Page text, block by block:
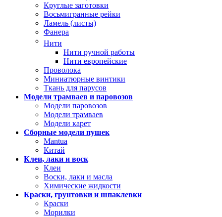
Круглые заготовки
Восьмигранные рейки
Ламель (листы)
Фанера
Нити
Нити ручной работы
Нити европейские
Проволока
Миниатюрные винтики
Ткань для парусов
Модели трамваев и паровозов
Модели паровозов
Модели трамваев
Модели карет
Сборные модели пушек
Mantua
Китай
Клеи, лаки и воск
Клеи
Воски, лаки и масла
Химические жидкости
Краски, грунтовки и шпаклевки
Краски
Морилки